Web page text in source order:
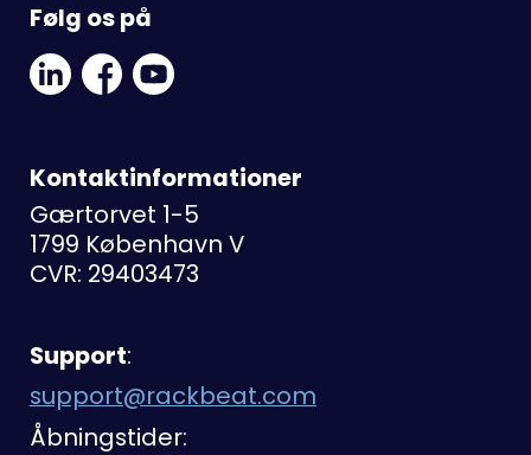
Følg os på
Linkedin
Social
Link
Facebook
Social
Link
Youtube
Link
Kontaktinformationer
Gærtorvet 1-5
1799 København V
CVR: 29403473
Support:
support@rackbeat.com
Åbningstider: